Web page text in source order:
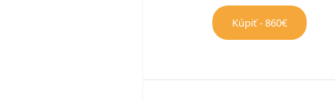
Kúpiť - 860€